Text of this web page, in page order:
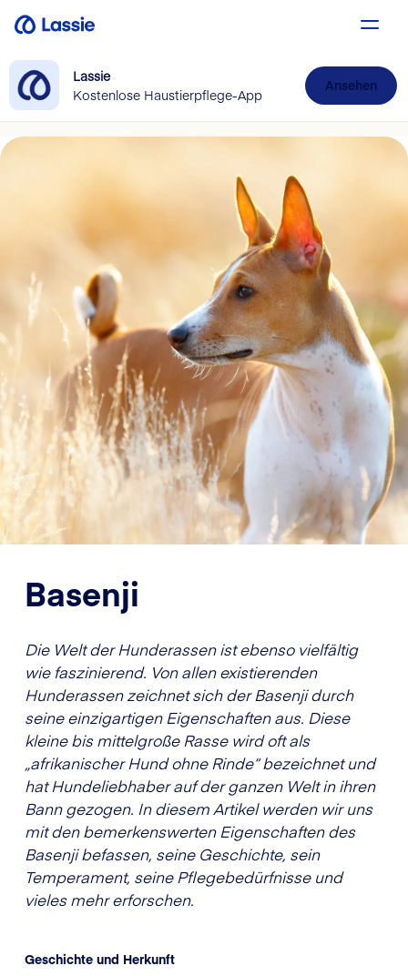
Lassie
Kostenlose Haustierpflege-App
Ansehen
Basenji
Die Welt der Hunderassen ist ebenso vielfältig
wie faszinierend. Von allen existierenden
Hunderassen zeichnet sich der Basenji durch
seine einzigartigen Eigenschaften aus. Diese
kleine bis mittelgroße Rasse wird oft als
„afrikanischer Hund ohne Rinde“ bezeichnet und
hat Hundeliebhaber auf der ganzen Welt in ihren
Bann gezogen. In diesem Artikel werden wir uns
mit den bemerkenswerten Eigenschaften des
Basenji befassen, seine Geschichte, sein
Temperament, seine Pflegebedürfnisse und
vieles mehr erforschen.
Geschichte und Herkunft